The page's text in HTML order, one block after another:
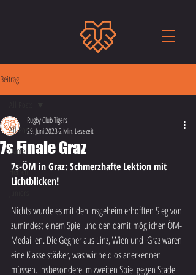
Beitrag
All Posts
Damen
Herren
7s Finale Graz
Rugby Club Tigers
29. Juni 20232 Min. Lesezeit
7s-ÖM in Graz: Schmerzhafte Lektion mit
Lichtblicken!
Nichts wurde es mit den insgeheim erhofften Sieg von
zumindest einem Spiel und den damit möglichen ÖM-
Medaillen. Die Gegner aus Linz, Wien und  Graz waren
eine Klasse stärker, was wir neidlos anerkennen
müssen. Insbesondere im zweiten Spiel gegen Stade